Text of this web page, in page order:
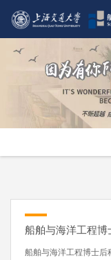
船舶与海洋工程博
船舶与海洋工程博士后